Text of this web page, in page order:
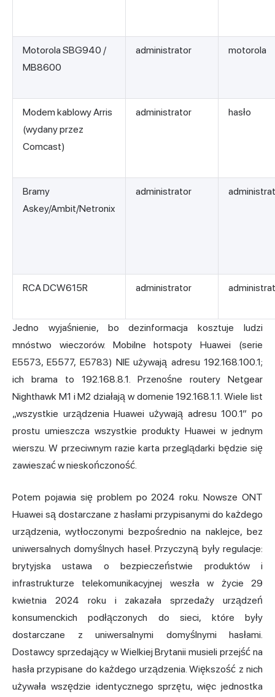
Motorola SBG940 /
MB8600
administrator motorola
Modem kablowy Arris
(wydany przez
Comcast)
administrator hasło
Bramy
Askey/Ambit/Netronix
administrator
RCA DCW615R administrator
Jedno wyjaśnienie, bo dezinformacja kosztuje ludzi
mnóstwo wieczorów. Mobilne hotspoty Huawei (serie
E5573, E5577, E5783) NIE używają adresu 192.168.100.1;
ich brama to 192.168.8.1. Przenośne routery Netgear
Nighthawk M1 i M2 działają w domenie 192.168.1.1. Wiele list
„wszystkie urządzenia Huawei używają adresu 100.1” po
prostu umieszcza wszystkie produkty Huawei w jednym
wierszu. W przeciwnym razie karta przeglądarki będzie się
zawieszać w nieskończoność.
Potem pojawia się problem po 2024 roku. Nowsze ONT
Huawei są dostarczane z hasłami przypisanymi do każdego
urządzenia, wytłoczonymi bezpośrednio na naklejce, bez
uniwersalnych domyślnych haseł. Przyczyną były regulacje:
brytyjska ustawa o bezpieczeństwie produktów i
infrastrukturze telekomunikacyjnej weszła w życie 29
kwietnia 2024 roku i zakazała sprzedaży urządzeń
konsumenckich podłączonych do sieci, które były
dostarczane z uniwersalnymi domyślnymi hasłami.
Dostawcy sprzedający w Wielkiej Brytanii musieli przejść na
hasła przypisane do każdego urządzenia. Większość z nich
używała wszędzie identycznego sprzętu, więc jednostka